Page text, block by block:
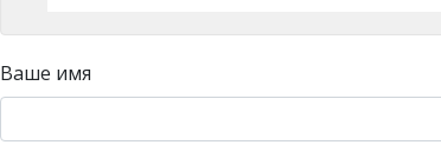
Ваше имя